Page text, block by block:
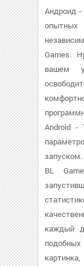
Андроид -
Games.
вашем
Android -
BL
каждый
подобных